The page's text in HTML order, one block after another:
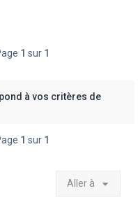
1 sur 1
à vos critères de
1 sur 1
Aller à